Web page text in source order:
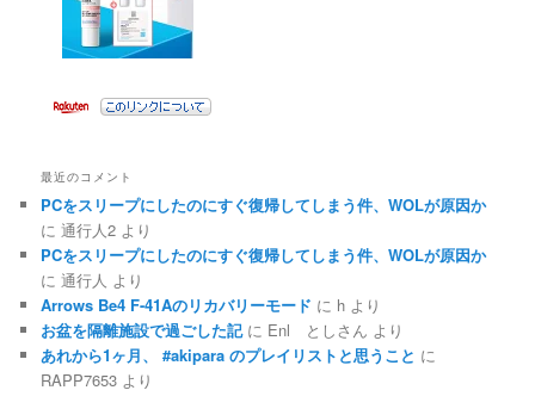
最近のコメント
PCをスリープにしたのにすぐ復帰してしまう件、WOLが原因か
に通行人2 より
PCをスリープにしたのにすぐ復帰してしまう件、WOLが原因か
に通行人 より
Arrows Be4 F-41Aのリカバリーモード に h より
お盆を隔離施設で過ごした記に Enl としさん より
あれから1ヶ月、 #akipara のプレイリストと思うこと に
RAPP7653 より